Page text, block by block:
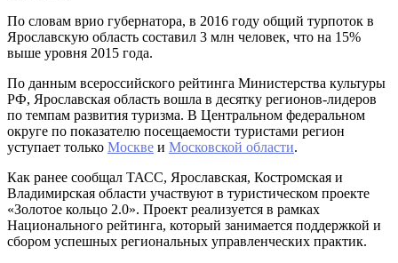
По словам врио губернатора, в 2016 году общий турпоток в
Ярославскую область составил 3 млн человек, что на 15%
выше уровня 2015 года.
По данным всероссийского рейтинга Министерства культуры
РФ, Ярославская область вошла в десятку регионов-лидеров
по темпам развития туризма. В Центральном федеральном
округе по показателю посещаемости туристами регион
уступает только Москве и Московской области.
Как ранее сообщал ТАСС, Ярославская, Костромская и
Владимирская области участвуют в туристическом проекте
«Золотое кольцо 2.0». Проект реализуется в рамках
Национального рейтинга, который занимается поддержкой и
сбором успешных региональных управленческих практик.